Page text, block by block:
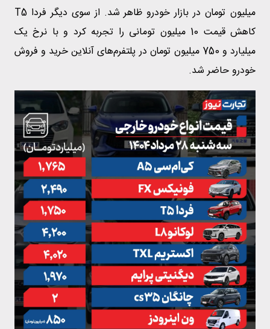
میلیون تومان در بازار خودرو ظاهر شد. از سوی دیگر فردا T5
کاهش قیمت 10 میلیون تومانی را تجربه کرد و با نرخ یک
میلیارد و 750 میلیون تومان در پلتفرم‌های آنلاین خرید و فروش
خودرو حاضر شد.